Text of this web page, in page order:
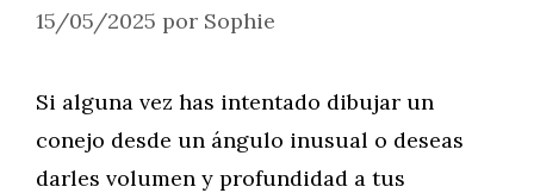
15/05/2025 por Sophie
Si alguna vez has intentado dibujar un
conejo desde un ángulo inusual o deseas
darles volumen y profundidad a tus